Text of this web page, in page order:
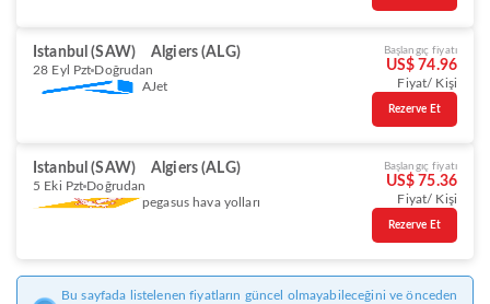
Istanbul (SAW) Algiers (ALG)
28 Eyl Pzt Doğrudan
AJet
Başlangıç fiyatı
US$ 74.96
Fiyat/ Kişi
Rezerve Et
Istanbul (SAW) Algiers (ALG)
5 Eki Pzt Doğrudan
pegasus hava yolları
Başlangıç fiyatı
US$ 75.36
Fiyat/ Kişi
Rezerve Et
Bu sayfada listelenen fiyatların güncel olmayabileceğini ve önceden